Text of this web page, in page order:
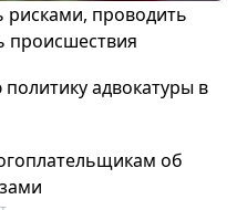
рисками, проводить
происшествия
адвокатуры в
об